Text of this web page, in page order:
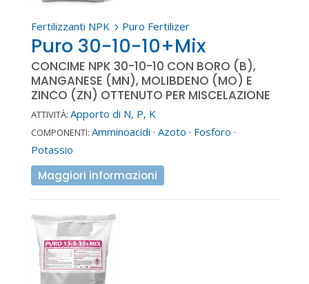
Fertilizzanti NPK5 Puro Fertilizer
Puro 30-10-10+Mix
CONCIME NPK 30-10-10 CON BORO (B),
MANGANESE (MN), MOLIBDENO (MO) E
ZINCO (ZN) OTTENUTO PER MISCELAZIONE
ATTIVITÀ: Apporto di N, P, K
COMPONENTI: Amminoacidi · Azoto · Fosforo ·
Potassio
Maggiori informazioni